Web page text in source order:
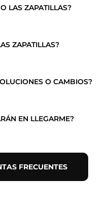
LAS ZAPATILLAS?
ZAPATILLAS?
O CAMBIOS?
EN LLEGARME?
FRECUENTES